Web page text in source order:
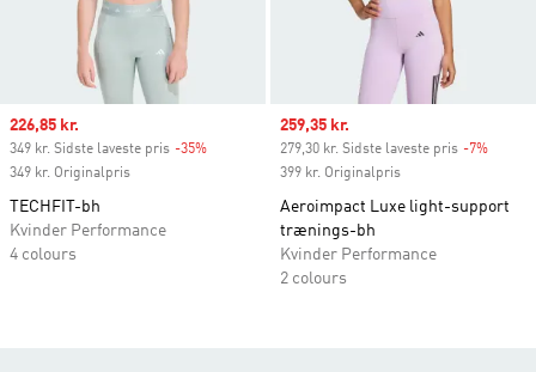
Sale price
226,85 kr.
349 kr. Sidste laveste pris -35%
349 kr. Originalpris
TECHFIT-bh
Kvinder Performance
4 colours
Sale price
259,35 kr.
279,30 kr. Sidste laveste pris -7%
399 kr. Originalpris
Aeroimpact Luxe light-support
trænings-bh
Kvinder Performance
2 colours